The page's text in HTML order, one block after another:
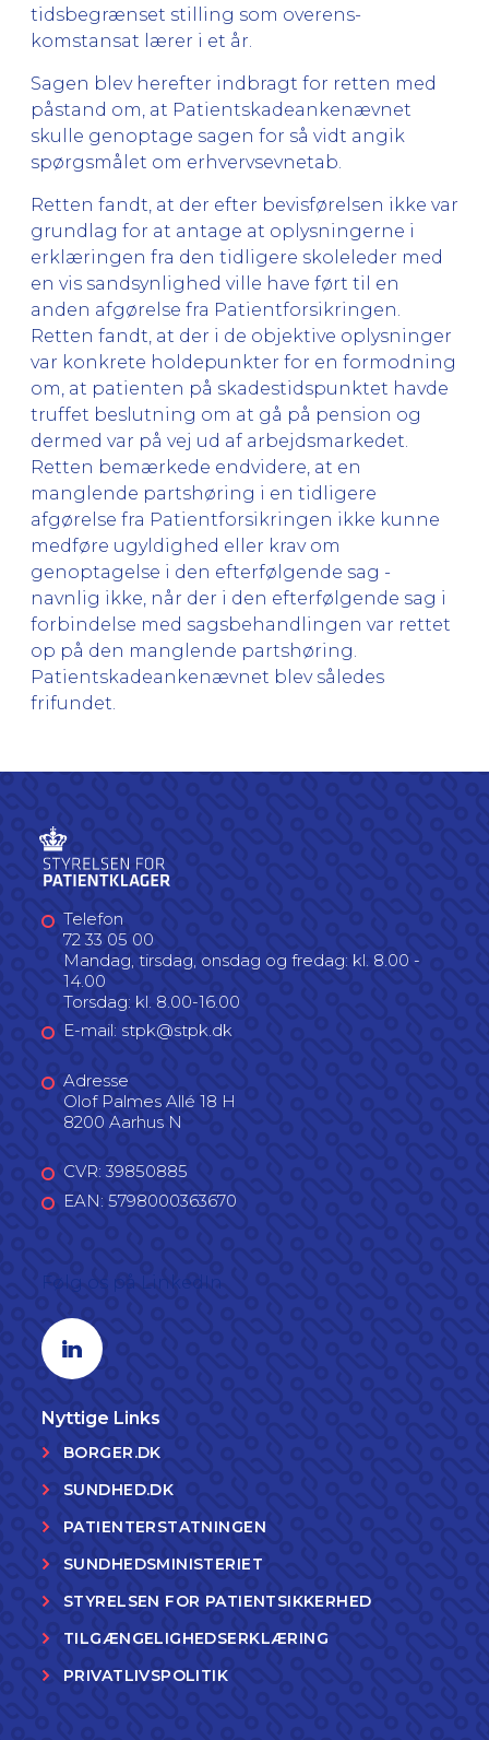
tidsbegrænset stilling som overens-
komstansat lærer i et år.
Sagen blev herefter indbragt for retten med
påstand om, at Patientskadeankenævnet
skulle genoptage sagen for så vidt angik
spørgsmålet om erhvervsevnetab.
Retten fandt, at der efter bevisførelsen ikke var
grundlag for at antage at oplysningerne i
erklæringen fra den tidligere skoleleder med
en vis sandsynlighed ville have ført til en
anden afgørelse fra Patientforsikringen.
Retten fandt, at der i de objektive oplysninger
var konkrete holdepunkter for en formodning
om, at patienten på skadestidspunktet havde
truffet beslutning om at gå på pension og
dermed var på vej ud af arbejdsmarkedet.
Retten bemærkede endvidere, at en
manglende partshøring i en tidligere
afgørelse fra Patientforsikringen ikke kunne
medføre ugyldighed eller krav om
genoptagelse i den efterfølgende sag -
navnlig ikke, når der i den efterfølgende sag i
forbindelse med sagsbehandlingen var rettet
op på den manglende partshøring.
Patientskadeankenævnet blev således
frifundet.
Telefon
72 33 05 00
Mandag, tirsdag, onsdag og fredag: kl. 8.00 -
14.00
Torsdag: kl. 8.00-16.00
E-mail: stpk@stpk.dk
Adresse
Olof Palmes Allé 18 H
8200 Aarhus N
CVR: 39850885
EAN: 5798000363670
Linkedin profil
Nyttige Links
BORGER.DK
SUNDHED.DK
PATIENTERSTATNINGEN
SUNDHEDSMINISTERIET
STYRELSEN FOR PATIENTSIKKERHED
TILGÆNGELIGHEDSERKLÆRING
PRIVATLIVSPOLITIK